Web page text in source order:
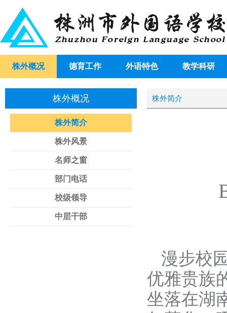
株外概况 德育工作 外语特色 教学科研
株外概况
株外简介
株外风景
名师之窗
部门电话
校级领导
中层干部
株外简介
漫步校
优雅贵族
坐落在湖